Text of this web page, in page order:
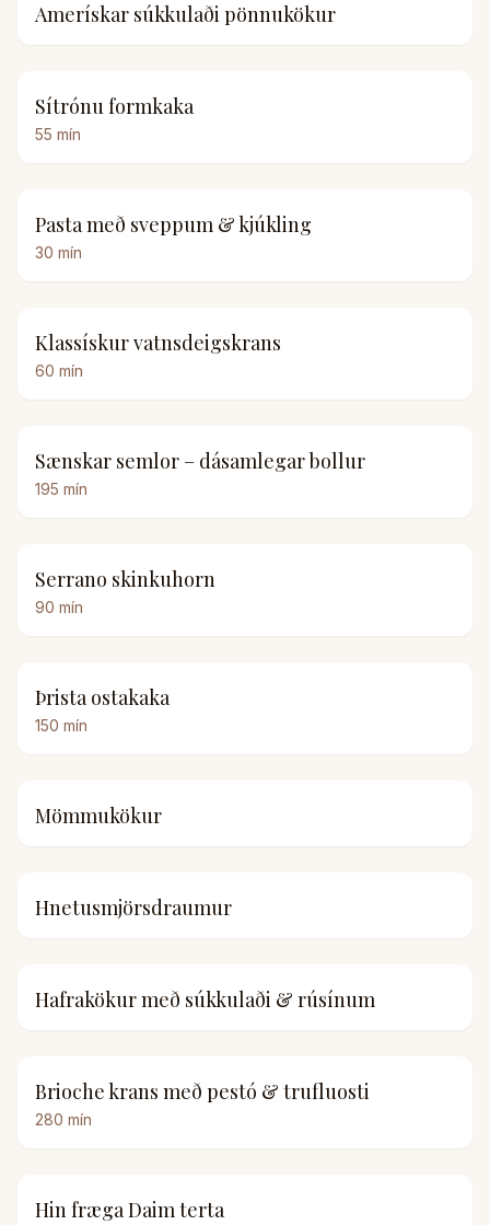
Amerískar súkkulaði pönnukökur
Sítrónu formkaka
55 mín
Pasta með sveppum & kjúkling
30 mín
Klassískur vatnsdeigskrans
60 mín
Sænskar semlor – dásamlegar bollur
195 mín
Serrano skinkuhorn
90 mín
Þrista ostakaka
150 mín
Mömmukökur
Hnetusmjörsdraumur
Hafrakökur með súkkulaði & rúsínum
Brioche krans með pestó & trufluosti
280 mín
Hin fræga Daim terta